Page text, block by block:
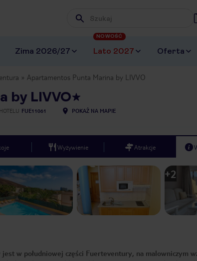
Wpisz frazę, której szukasz
Zima 2026/27 Lato 2027
NOWOŚĆ
Oferta
Apartamentos Punta Marina by LIVVO
by LIVVO
FUE11061 POKAŻ NA MAPIE
Wyżywienie Atrakcje
+2
w południowej części Fuerteventury, na malowniczym